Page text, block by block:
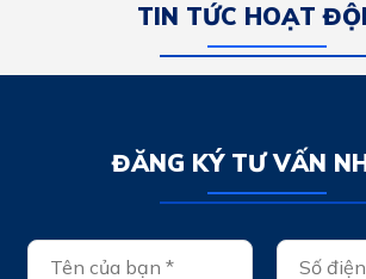
TIN TỨC HOẠT
ĐĂNG KÝ TƯ VẤN